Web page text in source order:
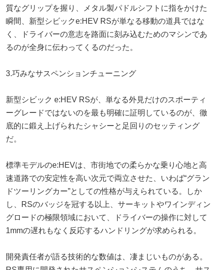
質なグリップを握り、メタル製パドルシフトに指をかけた
瞬間、新型シビックe:HEV RSが単なる移動の道具ではな
く、ドライバーの意志を路面に刻み込むためのマシンであ
るのが全身に伝わってくるのだった。
3.巧みなサスペンションチューニング
新型シビック e:HEV RSが、単なる外見だけのスポーティ
ーグレードではないのを最も明確に証明しているのが、徹
底的に鍛え上げられたシャシーと足回りのセッティング
だ。
標準モデルのe:HEVは、市街地での柔らかな乗り心地と高
速道路での安定性を高い次元で両立させた、いわば“グラン
ドツーリングカー”としての性格が与えられている。しか
し、RSのバッジを冠する以上、サーキットやワインディン
グロードの極限領域において、ドライバーの操作に対して
1mmの遅れもなく反応するハンドリングが求められる。
開発責任者が語る技術的な数値は、凄まじいものがある。